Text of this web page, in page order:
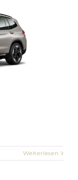
Weiterlesen